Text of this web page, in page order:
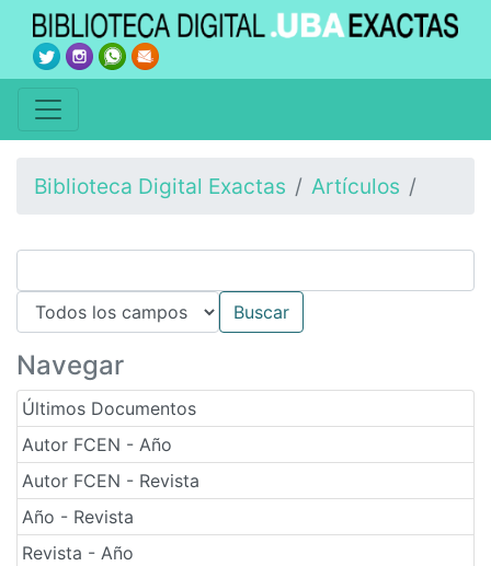
Biblioteca Digital Exactas Artículos
Navegar
Últimos Documentos
Autor FCEN - Año
Autor FCEN - Revista
Año - Revista
Revista - Año